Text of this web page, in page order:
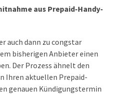
aus Prepaid-Handy-
auch dann zu congstar
bisherigen Anbieter einen
Der Prozess ähnelt den
Ihren aktuellen Prepaid-
genauen Kündigungstermin